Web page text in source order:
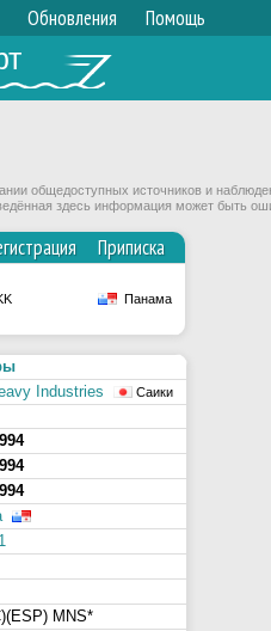
Обновления Помощь
общедоступных источников и
здесь информация может быть
Приписка
Панама
Industries
Саики
MNS*